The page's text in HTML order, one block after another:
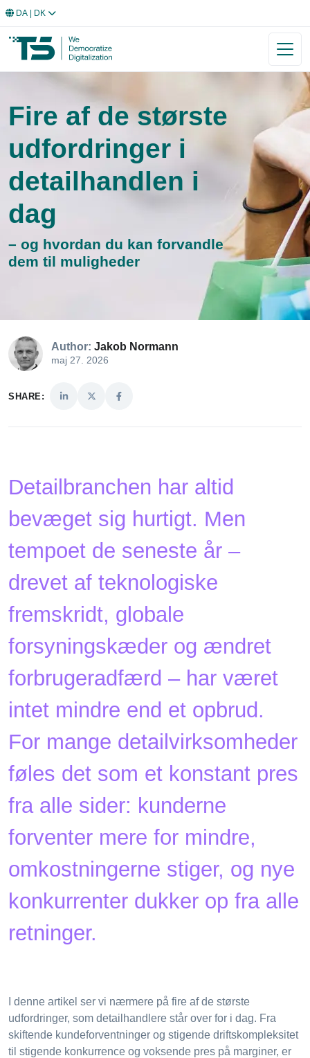
DA | DK
Fire af de største
udfordringer i
detailhandlen i
dag
– og hvordan du kan forvandle
dem til muligheder
Author: Jakob Normann
maj 27. 2026
SHARE:
Detailbranchen har altid
bevæget sig hurtigt. Men
tempoet de seneste år –
drevet af teknologiske
fremskridt, globale
forsyningskæder og ændret
forbrugeradfærd – har været
intet mindre end et opbrud.
For mange detailvirksomheder
føles det som et konstant pres
fra alle sider: kunderne
forventer mere for mindre,
omkostningerne stiger, og nye
konkurrenter dukker op fra alle
retninger.
I denne artikel ser vi nærmere på fire af de største
udfordringer, som detailhandlere står over for i dag. Fra
skiftende kundeforventninger og stigende driftskompleksitet
til stigende konkurrence og voksende pres på marginer, er